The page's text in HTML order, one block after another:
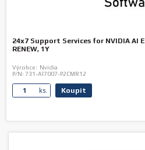
24x7 Support Services for NVIDIA AI
RENEW, 1Y
Výrobce: Nvidia
P/N: 731-AI7007-P2CMR12
ks. Koupit